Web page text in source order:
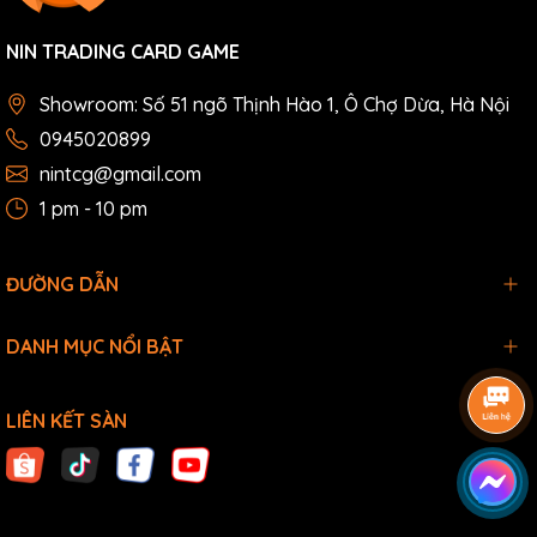
NIN TRADING CARD GAME
Showroom: Số 51 ngõ Thịnh Hào 1, Ô Chợ Dừa, Hà Nội
0945020899
nintcg@gmail.com
1 pm - 10 pm
ĐƯỜNG DẪN
DANH MỤC NỔI BẬT
LIÊN KẾT SÀN